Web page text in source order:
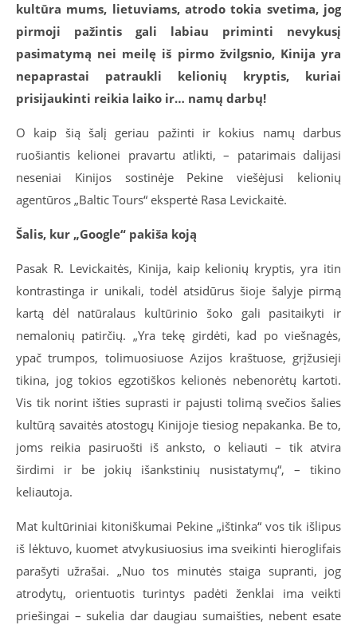
kultūra mums, lietuviams, atrodo tokia svetima, jog
pirmoji pažintis gali labiau priminti nevykusį
pasimatymą nei meilę iš pirmo žvilgsnio, Kinija yra
nepaprastai patraukli kelionių kryptis, kuriai
prisijaukinti reikia laiko ir… namų darbų!
O kaip šią šalį geriau pažinti ir kokius namų darbus
ruošiantis kelionei pravartu atlikti, – patarimais dalijasi
neseniai Kinijos sostinėje Pekine viešėjusi kelionių
agentūros „Baltic Tours“ ekspertė Rasa Levickaitė.
Šalis, kur „Google“ pakiša koją
Pasak R. Levickaitės, Kinija, kaip kelionių kryptis, yra itin
kontrastinga ir unikali, todėl atsidūrus šioje šalyje pirmą
kartą dėl natūralaus kultūrinio šoko gali pasitaikyti ir
nemalonių patirčių. „Yra tekę girdėti, kad po viešnagės,
ypač trumpos, tolimuosiuose Azijos kraštuose, grįžusieji
tikina, jog tokios egzotiškos kelionės nebenorėtų kartoti.
Vis tik norint išties suprasti ir pajusti tolimą svečios šalies
kultūrą savaitės atostogų Kinijoje tiesiog nepakanka. Be to,
joms reikia pasiruošti iš anksto, o keliauti – tik atvira
širdimi ir be jokių išankstinių nusistatymų“, – tikino
keliautoja.
Mat kultūriniai kitoniškumai Pekine „ištinka“ vos tik išlipus
iš lėktuvo, kuomet atvykusiuosius ima sveikinti hieroglifais
parašyti užrašai. „Nuo tos minutės staiga supranti, jog
atrodytų, orientuotis turintys padėti ženklai ima veikti
priešingai – sukelia dar daugiau sumaišties, nebent esate